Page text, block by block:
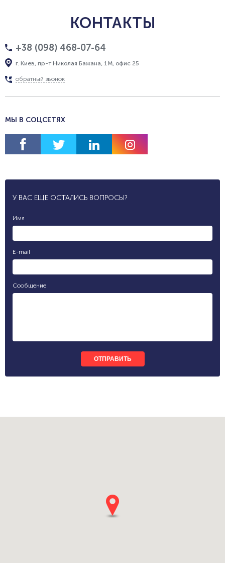
КОНТАКТЫ
+38 (098) 468-07-64
г. Киев, пр-т Николая Бажана, 1М, офис 25
обратный звонок
МЫ В СОЦСЕТЯХ
У ВАС ЕЩЕ ОСТАЛИСЬ ВОПРОСЫ?
Имя
E-mail
Сообщение
ОТПРАВИТЬ